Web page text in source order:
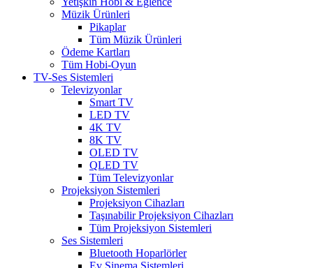
Müzik Ürünleri
Pikaplar
Tüm Müzik Ürünleri
Ödeme Kartları
Tüm Hobi-Oyun
TV-Ses Sistemleri
Televizyonlar
Smart TV
LED TV
4K TV
8K TV
OLED TV
QLED TV
Tüm Televizyonlar
Projeksiyon Sistemleri
Projeksiyon Cihazları
Taşınabilir Projeksiyon Cihazları
Tüm Projeksiyon Sistemleri
Ses Sistemleri
Bluetooth Hoparlörler
Ev Sinema Sistemleri